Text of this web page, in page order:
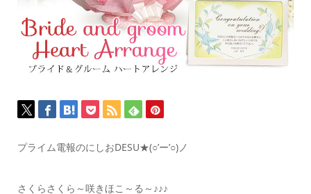
プライム電報のにしおDESU★(○’ー’○)ノ
さくらさくら～咲きほこ～る～♪♪♪